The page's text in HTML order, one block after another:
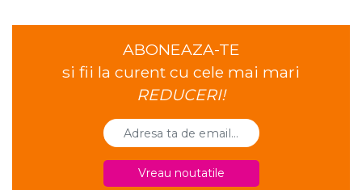
ABONEAZA-TE
si fii la curent cu cele mai mari
REDUCERI!
Vreau noutatile